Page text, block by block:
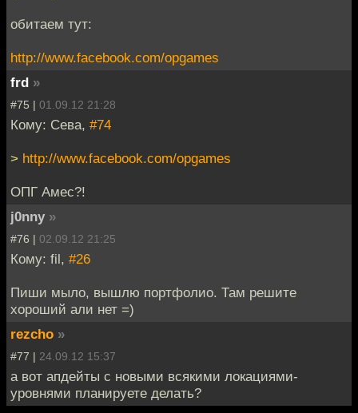
обитаем тут:
http://www.facebook.com/opgames
frd »
#75 | 01.09.12 21:28
Кому: Сева, #74
> http://www.facebook.com/opgames
ОПГ Амес?!
j0nny »
#76 | 02.09.12 21:25
Кому: fil, #26
Пиши мыло, вышлю портфолио. Там решите
хороший али нет =)
rezcho »
#77 | 24.09.12 15:37
а вот апдейты с новыми всякими локациями-
уровнями планируете делать?